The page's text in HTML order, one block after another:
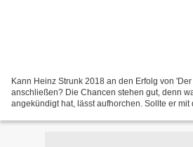
Kann Heinz Strunk 2018 an den Erfolg von
anschließen? Die Chancen stehen gut, denn
angekündigt hat, lässt aufhorchen. Sollte er mit